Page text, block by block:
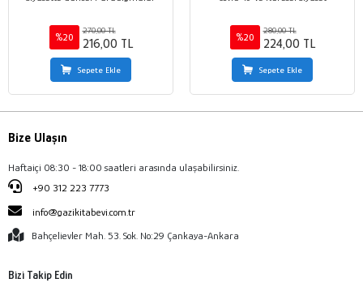
%20
270,00 TL
216,00 TL
Sepete Ekle
%20
280,00 TL
224,00 TL
Sepete Ekle
Bize Ulaşın
Haftaiçi 08:30 - 18:00 saatleri arasında ulaşabilirsiniz.
+90 312 223 7773
info@gazikitabevi.com.tr
Bahçelievler Mah. 53. Sok. No:29 Çankaya-Ankara
Bizi Takip Edin